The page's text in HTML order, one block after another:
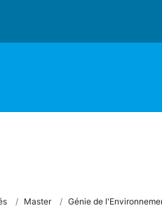
Master Génie de